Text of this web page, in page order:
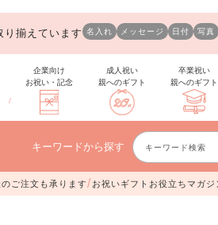
り揃えています 名入れ メッセージ 日付 写真
/
企業向け
お祝い・記念
成人祝い
親へのギフト
卒業祝い
親へのギフト
キーワードから探す
ご注文も承ります/ お祝いギフトお役立ちマガジ